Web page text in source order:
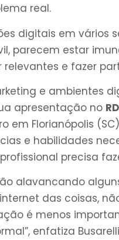
real.
digitais em vários
parecem estar
e fazer
e ambientes
apresentação no
em Florianópolis
e habilidades
precisa
alavancando
das coisas,
é menos
enfatiza